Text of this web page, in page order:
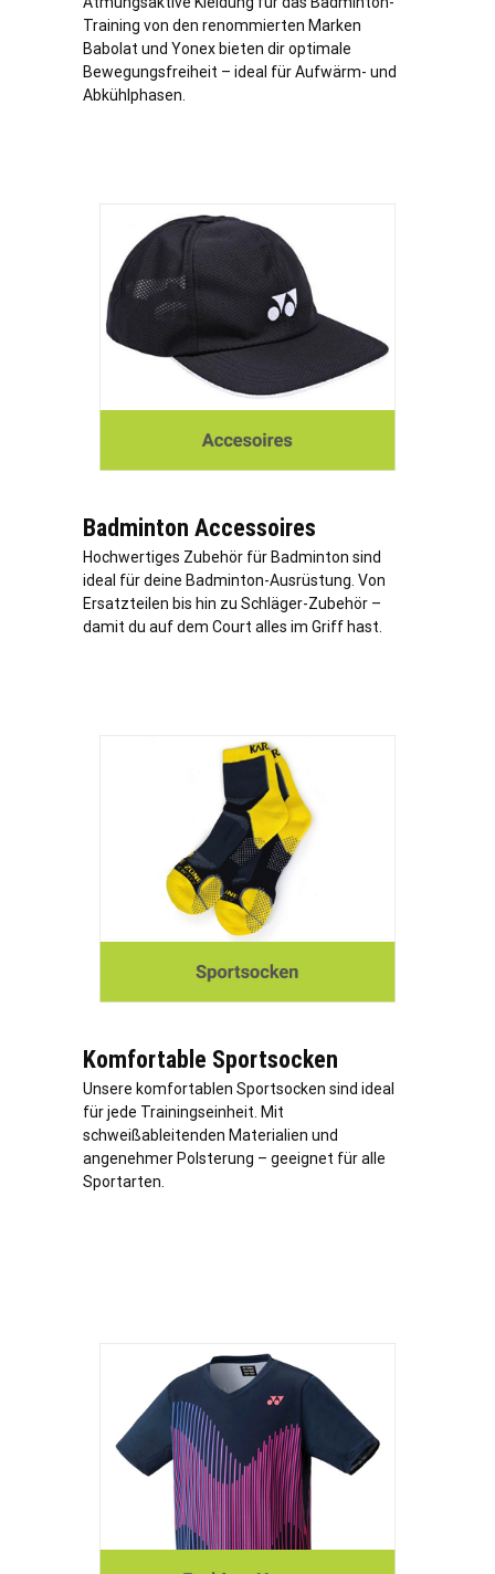
Training von den renommierten Marken
Babolat und Yonex bieten dir optimale
Bewegungsfreiheit – ideal für Aufwärm- und
Abkühlphasen.
Badminton Accessoires
Hochwertiges Zubehör für Badminton sind
ideal für deine Badminton-Ausrüstung. Von
Ersatzteilen bis hin zu Schläger-Zubehör –
damit du auf dem Court alles im Griff hast.
Komfortable Sportsocken
Unsere komfortablen Sportsocken sind ideal
für jede Trainingseinheit. Mit
schweißableitenden Materialien und
angenehmer Polsterung – geeignet für alle
Sportarten.